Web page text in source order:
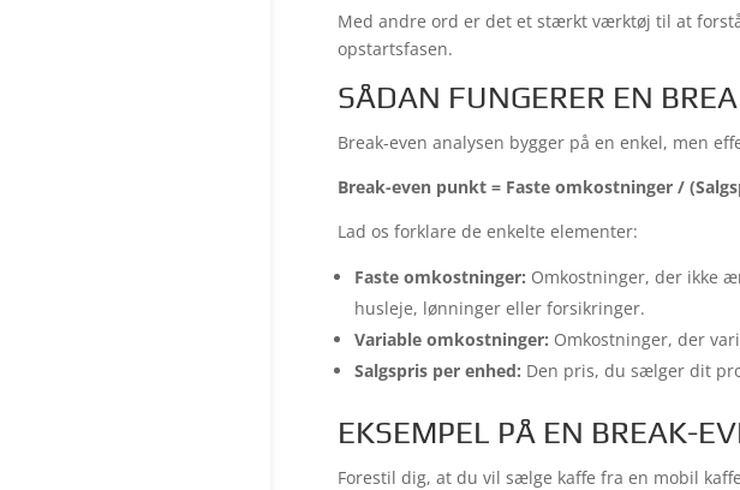
Med andre ord er det et stærkt værktøj til at
opstartsfasen.
SÅDAN FUNGERER EN
Break-even analysen bygger på en enkel, men
Break-even punkt = Faste omkostninger /
Lad os forklare de enkelte elementer:
Faste omkostninger: Omkostninger, der ikke
husleje, lønninger eller forsikringer.
Variable omkostninger: Omkostninger, der
Salgspris per enhed: Den pris, du sælger dit
EKSEMPEL PÅ EN BREAK-
Forestil dig, at du vil sælge kaffe fra en mobil